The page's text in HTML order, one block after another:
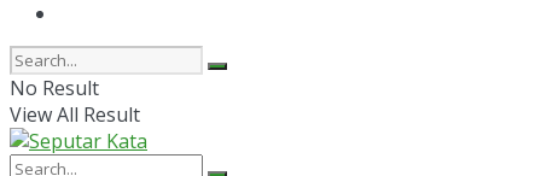
No Result
View All Result